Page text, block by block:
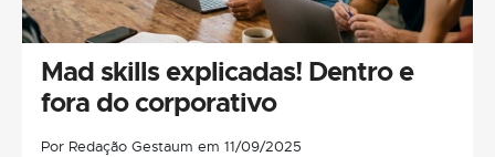
Mad skills explicadas! Dentro e
fora do corporativo
Por Redação Gestaum em 11/09/2025